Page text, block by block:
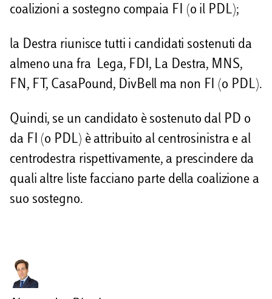
coalizioni a sostegno compaia FI (o il PDL);
la Destra riunisce tutti i candidati sostenuti da
almeno una fra Lega, FDI, La Destra, MNS,
FN, FT, CasaPound, DivBell ma non FI (o PDL).
Quindi, se un candidato è sostenuto dal PD o
da FI (o PDL) è attribuito al centrosinistra e al
centrodestra rispettivamente, a prescindere da
quali altre liste facciano parte della coalizione a
suo sostegno.